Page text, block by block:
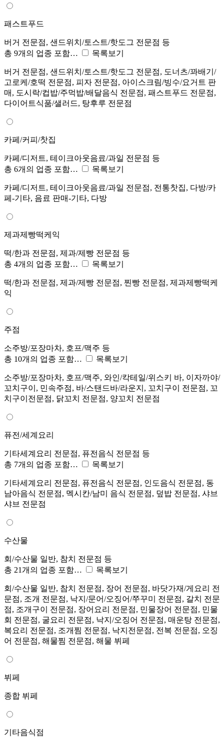
패스트푸드
버거 전문점, 샌드위치/토스트/핫도그 전문점 등
총 9개의 업종 포함…
목록보기
버거 전문점, 샌드위치/토스트/핫도그 전문점, 도너츠/꽈배기/
고로케/호떡 전문점, 피자 전문점, 아이스크림/빙수/요거트 판
매, 도시락/컵밥/주먹밥/배달음식 전문점, 패스트푸드 전문점,
다이어트식품/샐러드, 탕후루 전문점
카페/커피/찻집
카페/디저트, 테이크아웃음료/과일 전문점 등
총 6개의 업종 포함…
목록보기
카페/디저트, 테이크아웃음료/과일 전문점, 전통찻집, 다방/카
페-기타, 음료 판매-기타, 다방
제과제빵떡케익
떡/한과 전문점, 제과/제빵 전문점 등
총 4개의 업종 포함…
목록보기
떡/한과 전문점, 제과/제빵 전문점, 찐빵 전문점, 제과제빵떡케
익
주점
소주방/포장마차, 호프/맥주 등
총 10개의 업종 포함…
목록보기
소주방/포장마차, 호프/맥주, 와인/칵테일/위스키 바, 이자까야/
꼬치구이, 민속주점, 바/스탠드바/라운지, 꼬치구이 전문점, 꼬
치구이전문점, 닭꼬치 전문점, 양꼬치 전문점
퓨전/세계요리
기타세계요리 전문점, 퓨전음식 전문점 등
총 7개의 업종 포함…
목록보기
기타세계요리 전문점, 퓨전음식 전문점, 인도음식 전문점, 동
남아음식 전문점, 멕시칸/남미 음식 전문점, 덮밥 전문점, 샤브
샤브 전문점
수산물
회/수산물 일반, 참치 전문점 등
총 21개의 업종 포함…
목록보기
회/수산물 일반, 참치 전문점, 장어 전문점, 바닷가재/게요리 전
문점, 조개 전문점, 낙지/문어/오징어/쭈꾸미 전문점, 갈치 전문
점, 조개구이 전문점, 장어요리 전문점, 민물장어 전문점, 민물
회 전문점, 굴요리 전문점, 낙지/오징어 전문점, 매운탕 전문점,
복요리 전문점, 조개찜 전문점, 낙지전문점, 전복 전문점, 오징
어 전문점, 해물찜 전문점, 해물 뷔페
뷔페
종합 뷔페
기타음식점